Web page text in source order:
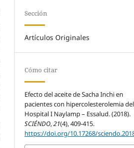
Sección
Artículos Originales
Cómo citar
Efecto del aceite de Sacha Inchi en
pacientes con hipercolesterolemia del
Hospital I Naylamp – Essalud. (2018).
SCIÉNDO,21(4), 409-415.
https://doi.org/10.17268/